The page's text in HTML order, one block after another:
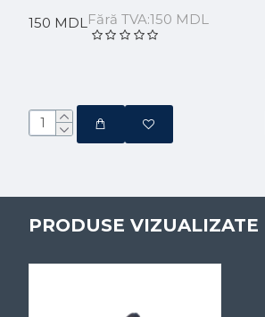
150 MDLFără TVA:150 MDL
PRODUSE VIZUALIZATE